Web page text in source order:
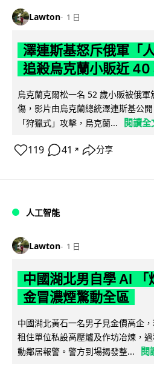
Lawton 1 日
澤連斯基怒斥俄軍「
追殺烏克蘭小販近 40
烏克蘭克爾松一名 52 歲小販被俄
傷，影片由烏克蘭總統澤連斯基公
「狩獵式」攻擊，烏克蘭...
閱讀全
119 41 ↗ 分享
人工智能
Lawton 1 日
中國湖北男自學 AI 「
金冒濃煙驚動全區
中國湖北黃石一名男子見金價高企
租住單位私設高壓爐及作坊冶煉，
動鄰居報警。警方到場揭發整...
閱